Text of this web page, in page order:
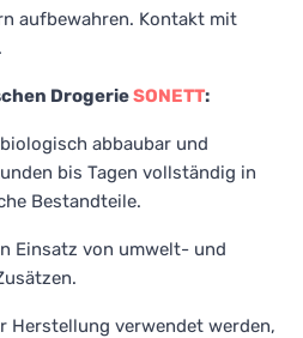
aufbewahren. Kontakt mit
DrogerieSONETT:
abbaubar und
bis Tagen vollständig in
Bestandteile.
Einsatz von umwelt- und
Herstellung verwendet werden,